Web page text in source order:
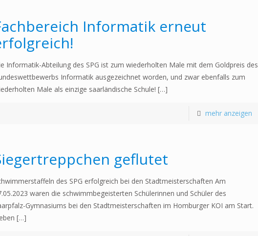
Informatik erneut
Informatik-Abteilung des SPG ist zum wiederholten Male mit dem Goldpreis des
Informatik ausgezeichnet worden, und zwar ebenfalls zum
Male als einzige saarländische Schule! […]
mehr anzeigen
geflutet
des SPG erfolgreich bei den Stadtmeisterschaften Am
waren die schwimmbegeisterten Schülerinnen und Schüler des
Gymnasiums bei den Stadtmeisterschaften im Homburger KOI am Start.
[…]